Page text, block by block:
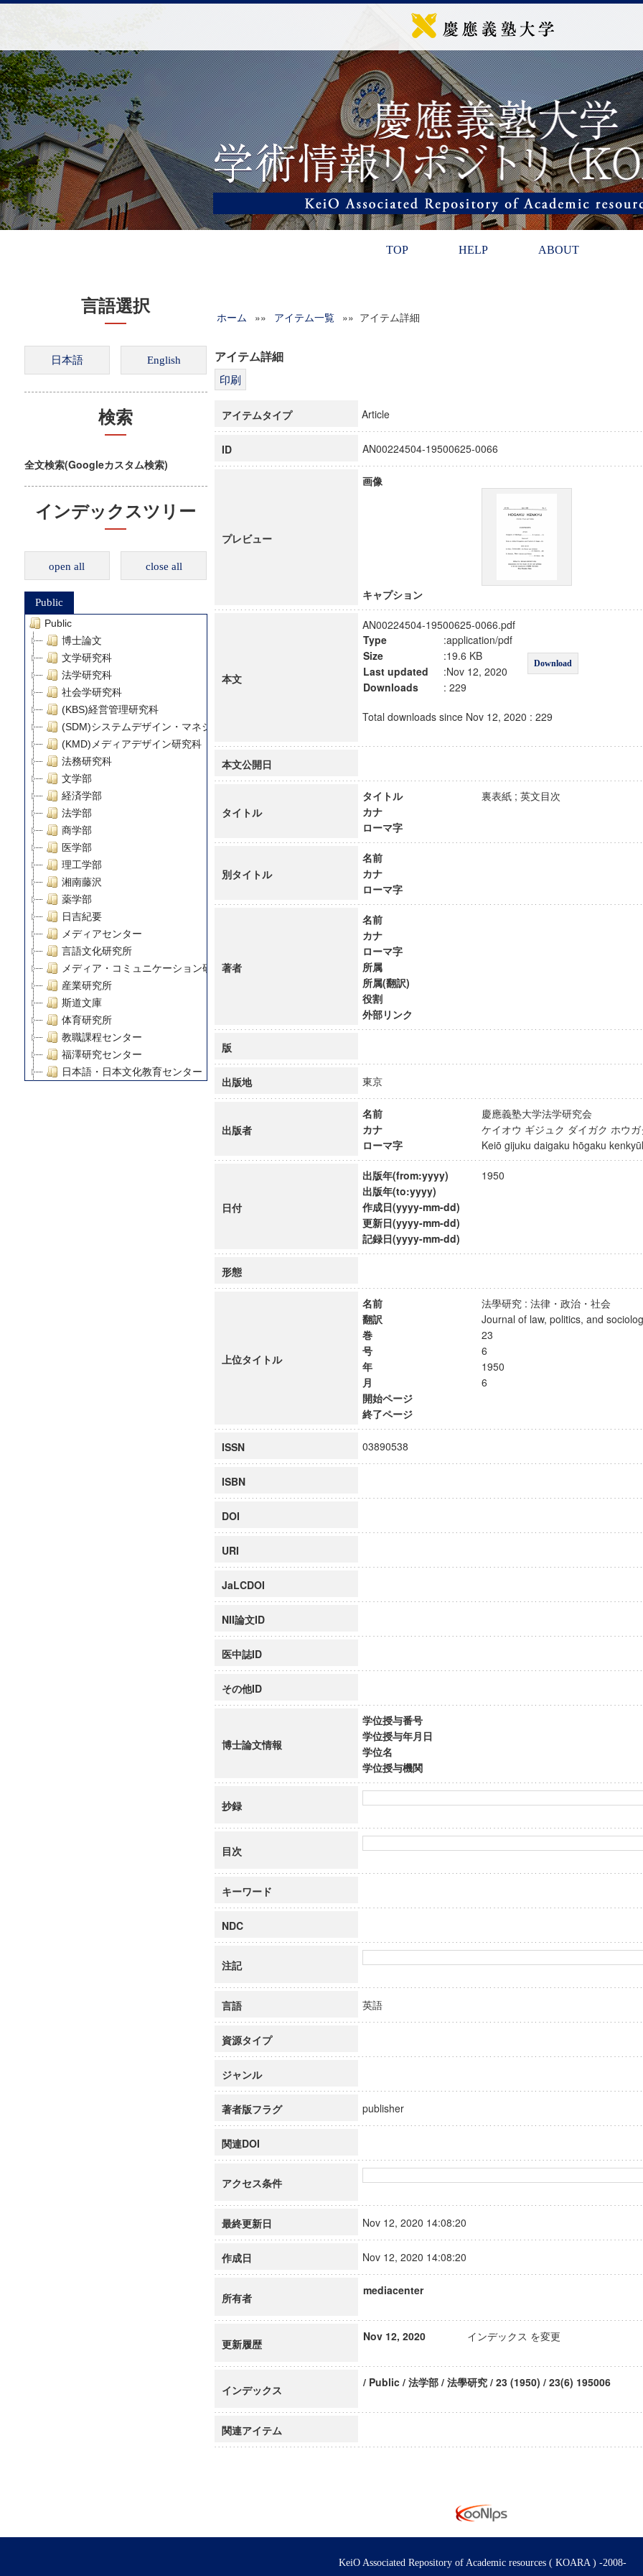
TOP HELP ABOUT
言語選択
検索
全文検索(Googleカスタム検索)
インデックスツリー
open all close all
Public
Public
博士論文
文学研究科
法学研究科
社会学研究科
(KBS)経営管理研究科
(SDM)システムデザイン・マネジメント研究科
(KMD)メディアデザイン研究科
法務研究科
文学部
経済学部
法学部
商学部
医学部
理工学部
湘南藤沢
薬学部
日吉紀要
メディアセンター
言語文化研究所
メディア・コミュニケーション研究所
産業研究所
斯道文庫
体育研究所
教職課程センター
福澤研究センター
日本語・日本文化教育センター
デジタルメディア・コンテンツ統合研究センター
慶應義塾大学グローバルCOEプログラム市民社会ガバナンス教育研究センター
慶應義塾大学グローバルCOEプログラム論理と感性の先端的教育研究拠点
博士課程教育リーディングプログラム「超成熟社会発展のサイエンス」
ホーム »» アイテム一覧 »» アイテム詳細
アイテム詳細
アイテムタイプ Article
ID AN00224504-19500625-0066
プレビュー
画像
キャプション
本文
AN00224504-19500625-0066.pdf
Type
:application/pdf
Download
Size
:19.6 KB
Last updated
:Nov 12, 2020
Downloads
: 229
Total downloads since Nov 12, 2020 : 229
本文公開日
タイトル
タイトル
裏表紙 ; 英文目次
カナ
ローマ字
別タイトル
名前
カナ
ローマ字
著者
名前
カナ
ローマ字
所属
所属(翻訳)
役割
外部リンク
版
出版地 東京
出版者
名前
慶應義塾大学法学研究会
カナ
ケイオウ ギジュク ダイガク ホウ
ローマ字
Keiō gijuku daigaku hōgaku
日付
出版年(from:yyyy)
1950
出版年(to:yyyy)
作成日(yyyy-mm-dd)
更新日(yyyy-mm-dd)
記録日(yyyy-mm-dd)
形態
上位タイトル
名前
法學研究 : 法律・政治・社会
翻訳
Journal of law, politics, and
巻
23
号
6
年
1950
月
6
開始ページ
終了ページ
ISSN 03890538
ISBN
DOI
URI
JaLCDOI
NII論文ID
医中誌ID
その他ID
博士論文情報
学位授与番号
学位授与年月日
学位名
学位授与機関
抄録
目次
キーワード
NDC
注記
言語 英語
資源タイプ
ジャンル
著者版フラグ publisher
関連DOI
アクセス条件
最終更新日 Nov 12, 2020 14:08:20
作成日 Nov 12, 2020 14:08:20
所有者
mediacenter
更新履歴
Nov 12, 2020 インデックス を変更
インデックス
/ Public / 法学部 / 法學研究 / 23 (1950) / 23(6) 195006
関連アイテム
KeiO Associated Repository of Academic resources ( KOARA ) -2008-